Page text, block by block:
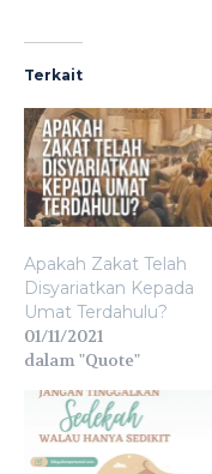
Terkait
Apakah Zakat Telah
Disyariatkan Kepada
Umat Terdahulu?
01/11/2021
dalam "Quote"